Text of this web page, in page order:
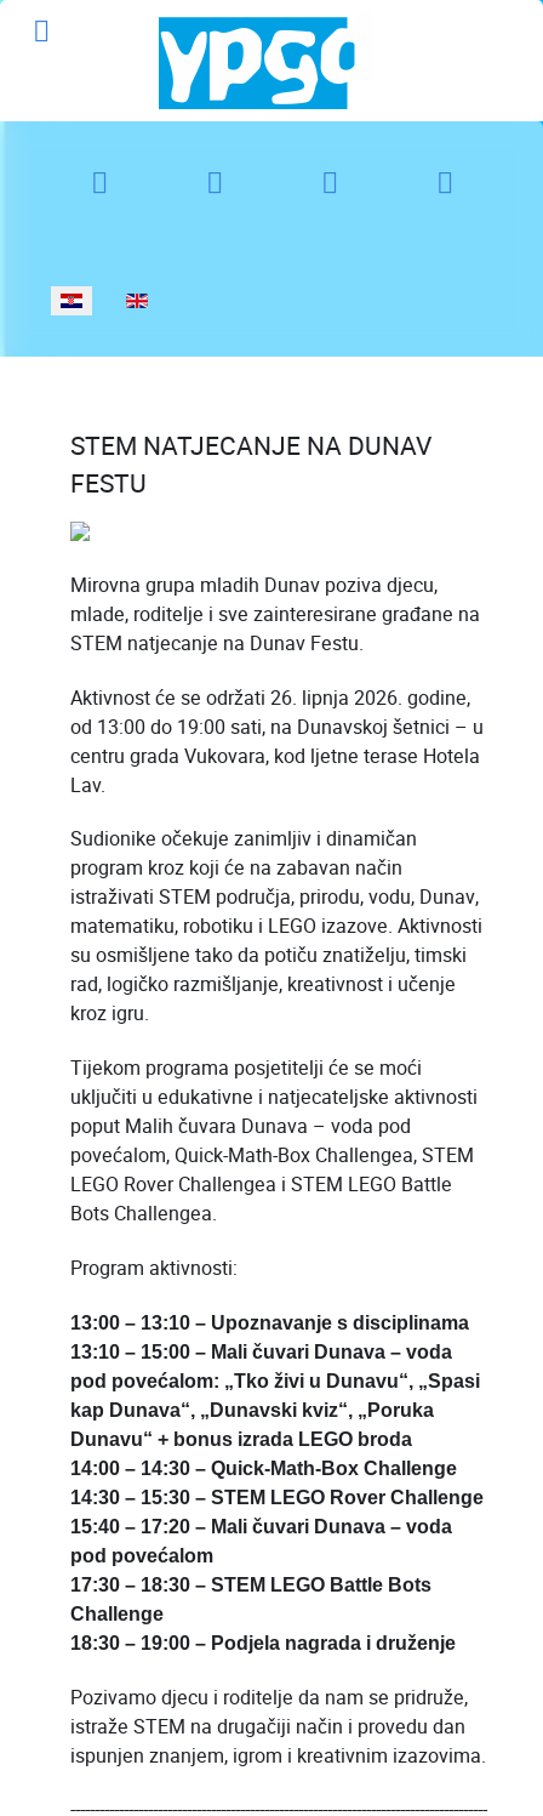
Odaberite svoj jezik
STEM NATJECANJE NA DUNAV
FESTU
Mirovna grupa mladih Dunav poziva djecu,
mlade, roditelje i sve zainteresirane građane na
STEM natjecanje na Dunav Festu.
Aktivnost će se održati 26. lipnja 2026. godine,
od 13:00 do 19:00 sati, na Dunavskoj šetnici – u
centru grada Vukovara, kod ljetne terase Hotela
Lav.
Sudionike očekuje zanimljiv i dinamičan
program kroz koji će na zabavan način
istraživati STEM područja, prirodu, vodu, Dunav,
matematiku, robotiku i LEGO izazove. Aktivnosti
su osmišljene tako da potiču znatiželju, timski
rad, logičko razmišljanje, kreativnost i učenje
kroz igru.
Tijekom programa posjetitelji će se moći
uključiti u edukativne i natjecateljske aktivnosti
poput Malih čuvara Dunava – voda pod
povećalom, Quick-Math-Box Challengea, STEM
LEGO Rover Challengea i STEM LEGO Battle
Bots Challengea.
Program aktivnosti:
13:00 – 13:10 – Upoznavanje s disciplinama
13:10 – 15:00 – Mali čuvari Dunava – voda
pod povećalom: „Tko živi u Dunavu“, „Spasi
kap Dunava“, „Dunavski kviz“, „Poruka
Dunavu“ + bonus izrada LEGO broda
14:00 – 14:30 – Quick-Math-Box Challenge
14:30 – 15:30 – STEM LEGO Rover Challenge
15:40 – 17:20 – Mali čuvari Dunava – voda
pod povećalom
17:30 – 18:30 – STEM LEGO Battle Bots
Challenge
18:30 – 19:00 – Podjela nagrada i druženje
Pozivamo djecu i roditelje da nam se pridruže,
istraže STEM na drugačiji način i provedu dan
ispunjen znanjem, igrom i kreativnim izazovima.
--------------------------------------------------------------------------------------